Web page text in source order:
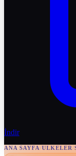
İndir
ANA SAYFA/ULKELER/